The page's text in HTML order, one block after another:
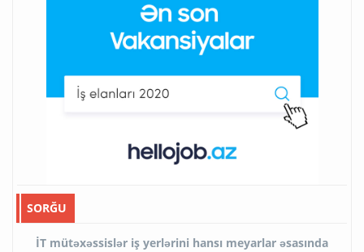
SORĞU
İT mütəxəssislər iş yerlərini hansı meyarlar əsasında